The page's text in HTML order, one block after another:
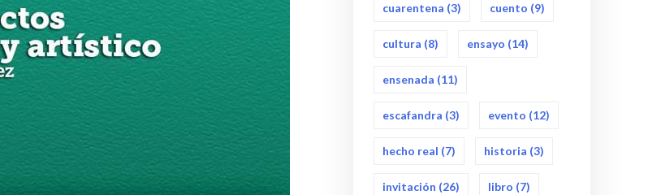
cuarentena (3) cuento (9)
cultura (8) ensayo (14)
ensenada (11)
escafandra (3) evento (12)
hecho real (7) historia (3)
invitación (26) libro (7)